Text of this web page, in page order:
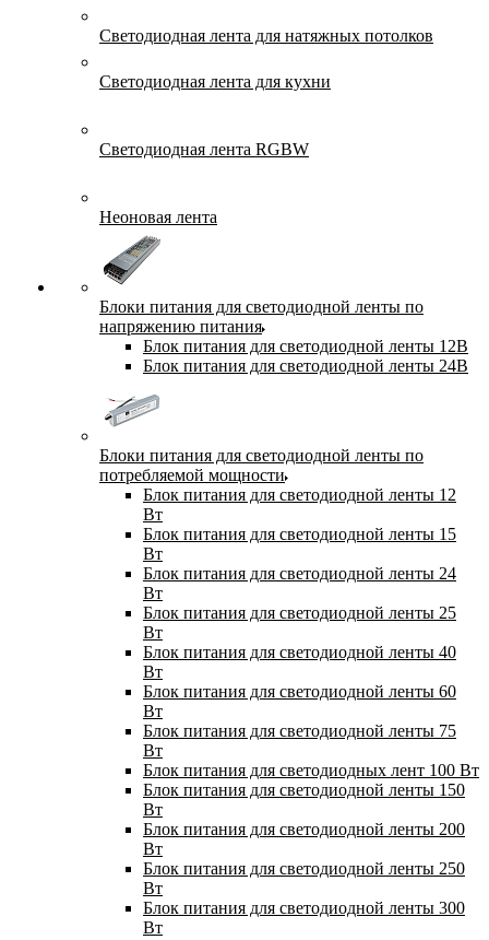
Светодиодная лента для натяжных потолков
Светодиодная лента для кухни
Светодиодная лента RGBW
Неоновая лента
Блоки питания для светодиодной ленты по
напряжению питания
Блок питания для светодиодной ленты 12В
Блок питания для светодиодной ленты 24В
Блоки питания для светодиодной ленты по
потребляемой мощности
Блок питания для светодиодной ленты 12
Вт
Блок питания для светодиодной ленты 15
Вт
Блок питания для светодиодной ленты 24
Вт
Блок питания для светодиодной ленты 25
Вт
Блок питания для светодиодной ленты 40
Вт
Блок питания для светодиодной ленты 60
Вт
Блок питания для светодиодной ленты 75
Вт
Блок питания для светодиодных лент 100 Вт
Блок питания для светодиодной ленты 150
Вт
Блок питания для светодиодной ленты 200
Вт
Блок питания для светодиодной ленты 250
Вт
Блок питания для светодиодной ленты 300
Вт